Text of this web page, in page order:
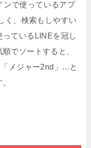
ンで使っているアプ
く、検索もしやすい
ている LINEを冠し
でソートすると、
メジャー2nd 」…と